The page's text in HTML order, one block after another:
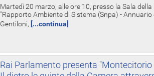
Martedì 20 marzo, alle ore 10, presso la Sala
"Rapporto Ambiente di Sistema (Snpa) -
Gentiloni, [...continua]
Rai Parlamento presenta "Montecitorio